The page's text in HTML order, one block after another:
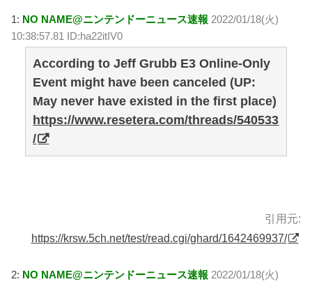
1: NO NAME@ニンテンドーニュース速報 2022/01/18(火)
10:38:57.81 ID:ha22itIV0
According to Jeff Grubb E3 Online-Only
Event might have been canceled (UP:
May never have existed in the first place)
https://www.resetera.com/threads/540533
/
引用元:
https://krsw.5ch.net/test/read.cgi/ghard/1642469937/
2: NO NAME@ニンテンドーニュース速報 2022/01/18(火)